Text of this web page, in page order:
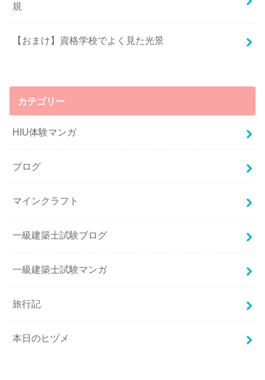
規
【おまけ】資格学校でよく見た光景
カテゴリー
HIU体験マンガ
ブログ
マインクラフト
一級建築士試験ブログ
一級建築士試験マンガ
旅行記
本日のヒヅメ